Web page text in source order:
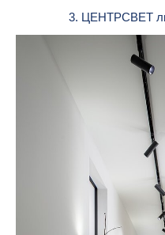
3. ЦЕНТРСВЕТ